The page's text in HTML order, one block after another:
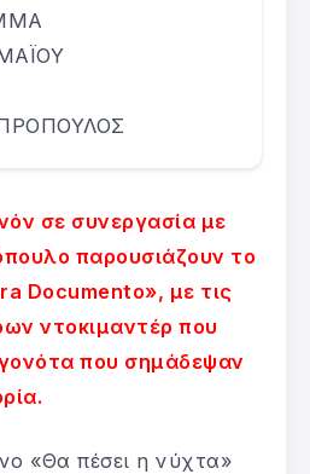
σε συνεργασία με
παρουσιάζουν το
Documento», με τις
ντοκιμαντέρ που
που σημάδεψαν
«Θα πέσει η νύχτα»